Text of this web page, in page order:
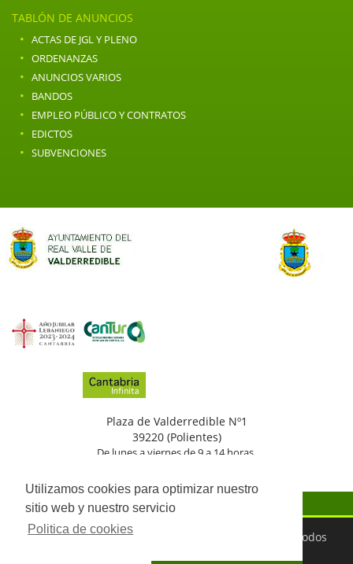
Utilizamos cookies para optimizar nuestro
sitio web y nuestro servicio
Politica de cookies
TABLÓN DE ANUNCIOS
· ACTAS DE JGL Y PLENO
· ORDENANZAS
· ANUNCIOS VARIOS
· BANDOS
· EMPLEO PÚBLICO Y CONTRATOS
· EDICTOS
· SUBVENCIONES
Plaza de Valderredible Nº1
39220 (Polientes)
De lunes a viernes de 9 a 14 horas.
©2026 Ayuntamiento del Real Valle de Valderredible. Todos